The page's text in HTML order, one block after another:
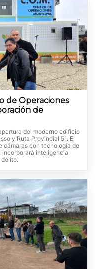
de Operaciones
de
del moderno edificio
y Ruta Provincial 51. El
cámaras con tecnología de
incorporará inteligencia
delito.